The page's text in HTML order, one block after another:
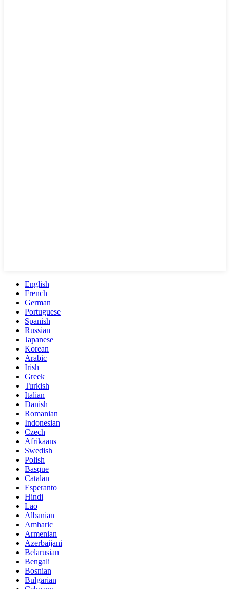
English
French
German
Portuguese
Spanish
Russian
Japanese
Korean
Arabic
Irish
Greek
Turkish
Italian
Danish
Romanian
Indonesian
Czech
Afrikaans
Swedish
Polish
Basque
Catalan
Esperanto
Hindi
Lao
Albanian
Amharic
Armenian
Azerbaijani
Belarusian
Bengali
Bosnian
Bulgarian